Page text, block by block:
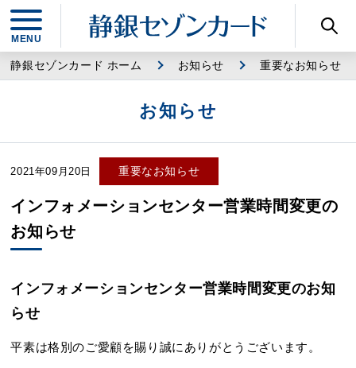
静銀セゾンカード ホーム お知らせ 重要なお知らせ
お知らせ
2021年09月20日 重要なお知らせ
インフォメーションセンター営業時間変更の
お知らせ
インフォメーションセンター営業時間変更のお知
らせ
平素は格別のご愛顧を賜り誠にありがとうございます。